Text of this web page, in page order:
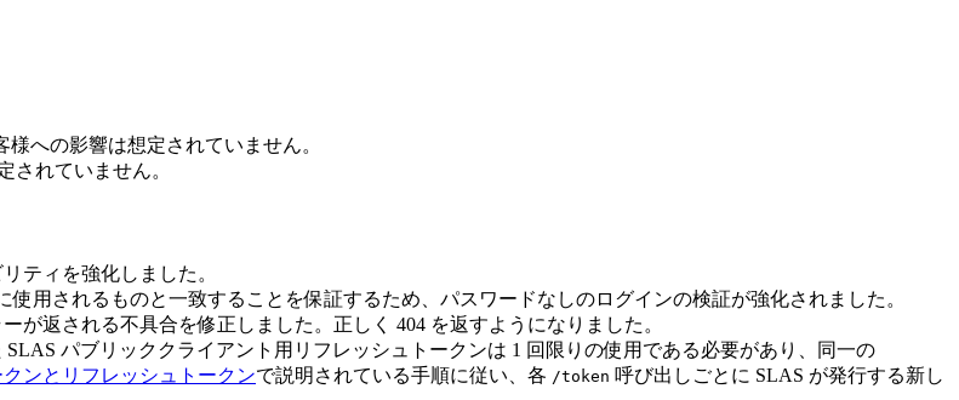
への影響は想定されていません。
されていません。
ティを強化しました。
用されるものと一致することを保証するため、パスワードなしのログインの検証が強化されました。
が返される不具合を修正しました。正しく 404 を返すようになりました。
パブリッククライアント用リフレッシュトークンは 1 回限りの使用である必要があり、同一の
ンとリフレッシュトークンで説明されている手順に従い、各 /token 呼び出しごとに SLAS が発行する新し